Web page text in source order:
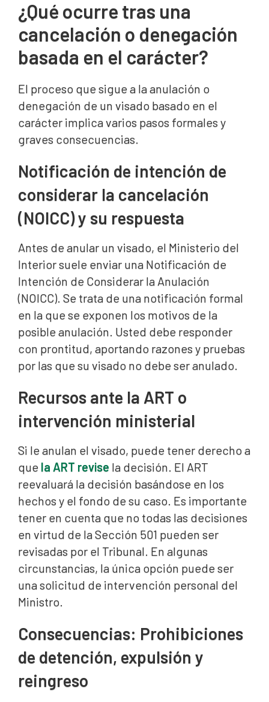
¿Qué ocurre tras una
cancelación o denegación
basada en el carácter?
El proceso que sigue a la anulación o
denegación de un visado basado en el
carácter implica varios pasos formales y
graves consecuencias.
Notificación de intención de
considerar la cancelación
(NOICC) y su respuesta
Antes de anular un visado, el Ministerio del
Interior suele enviar una Notificación de
Intención de Considerar la Anulación
(NOICC). Se trata de una notificación formal
en la que se exponen los motivos de la
posible anulación. Usted debe responder
con prontitud, aportando razones y pruebas
por las que su visado no debe ser anulado.
Recursos ante la ART o
intervención ministerial
Si le anulan el visado, puede tener derecho a
que la ART revise la decisión. El ART
reevaluará la decisión basándose en los
hechos y el fondo de su caso. Es importante
tener en cuenta que no todas las decisiones
en virtud de la Sección 501 pueden ser
revisadas por el Tribunal. En algunas
circunstancias, la única opción puede ser
una solicitud de intervención personal del
Ministro.
Consecuencias: Prohibiciones
de detención, expulsión y
reingreso